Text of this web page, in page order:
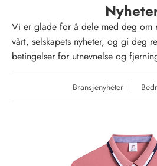
Vi er glade for å dele med deg om
vårt, selskapets nyheter, og gi deg
betingelser for utnevnelse og
Bransjenyheter